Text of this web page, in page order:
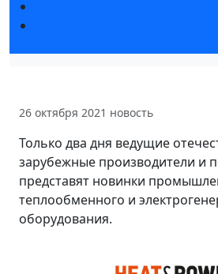
26 октября 2021 новость
Только два дня ведущие
зарубежные производители и
представят новинки
теплообменного и
оборудования.